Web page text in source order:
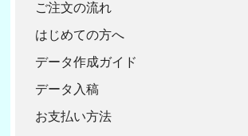
ご注文の流れ
はじめての方へ
データ作成ガイド
データ入稿
お支払い方法